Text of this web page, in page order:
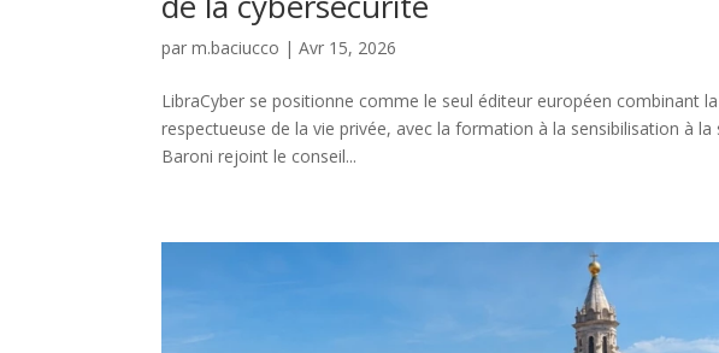
parm.baciucco |Avr 15, 2026
LibraCyber se positionne comme le seul éditeur européen combinant
respectueuse de la vie privée, avec la formation à la sensibilisation à
Baroni rejoint le conseil...